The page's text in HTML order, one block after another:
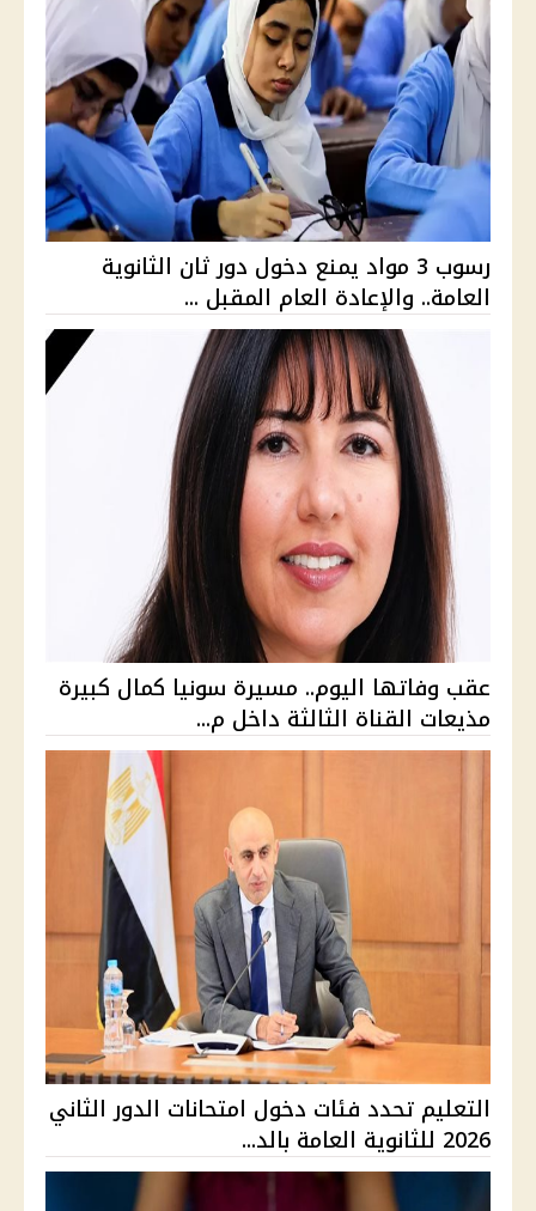
رسوب 3 مواد يمنع دخول دور ثان الثانوية
العامة.. والإعادة العام المقبل ...
عقب وفاتها اليوم.. مسيرة سونيا كمال كبيرة
مذيعات القناة الثالثة داخل م...
التعليم تحدد فئات دخول امتحانات الدور الثاني
2026 للثانوية العامة بالد...